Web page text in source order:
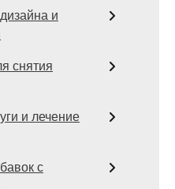
и
снятия
и лечение
с